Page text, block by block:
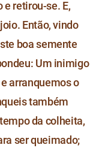
retirou-se. E,
Então, vindo
boa semente
Um inimigo
arranquemos o
também
da colheita,
ser queimado;